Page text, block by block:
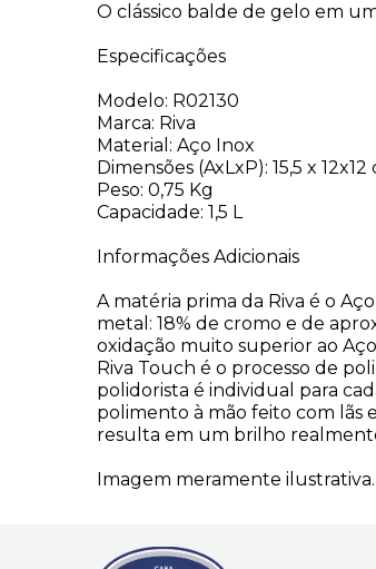
O clássico balde de gelo em
Especificações
Modelo: R02130
Marca: Riva
Material: Aço Inox
Dimensões (AxLxP): 15,5 x 12x12
Peso: 0,75 Kg
Capacidade: 1,5 L
Informações Adicionais
A matéria prima da Riva é o
metal: 18% de cromo e de
oxidação muito superior ao
Riva Touch é o processo de
polidorista é individual para
polimento à mão feito com lãs
resulta em um brilho
Imagem meramente ilustrativa.